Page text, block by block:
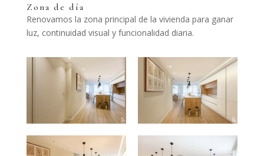
Zona de día
Renovamos la zona principal de la vivienda para ganar
luz, continuidad visual y funcionalidad diaria.